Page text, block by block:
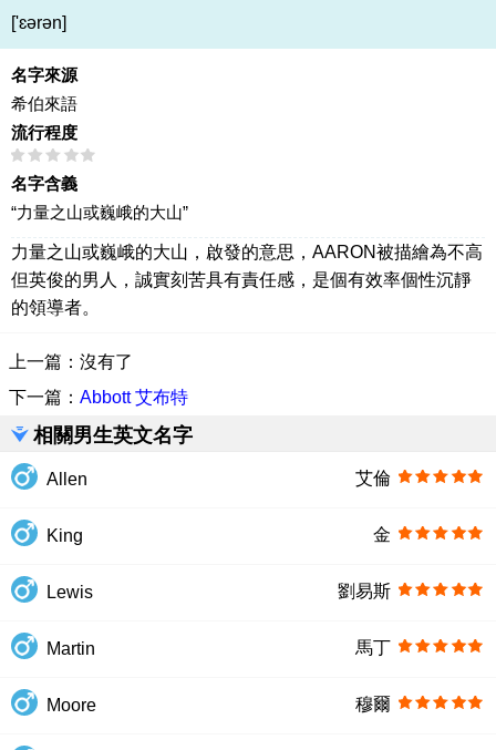
['ɛərən]
名字來源
希伯來語
流行程度
名字含義
“力量之山或巍峨的大山”
力量之山或巍峨的大山，啟發的意思，AARON被描繪為不高
但英俊的男人，誠實刻苦具有責任感，是個有效率個性沉靜
的領導者。
上一篇：沒有了
下一篇： Abbott 艾布特
相關男生英文名字
Allen 艾倫
King 金
Lewis 劉易斯
Martin 馬丁
Moore 穆爾